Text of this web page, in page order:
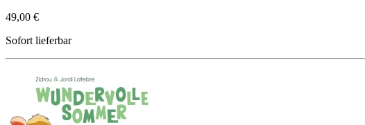
49,00 €
Sofort lieferbar